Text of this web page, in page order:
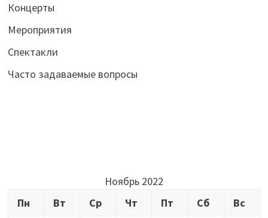
Концерты
Мероприятия
Спектакли
Часто задаваемые вопросы
Ноябрь 2022
Пн
Вт Ср Чт Пт Сб
Вс